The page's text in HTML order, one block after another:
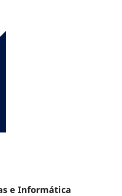
e Informática